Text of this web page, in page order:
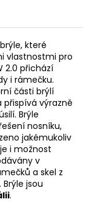
které
vlastnostmi pro
2.0 přichází
i rámečku.
části brýlí
výrazně
Brýle
nosníku,
jakémukoliv
i možnost
v
a skel z
Brýle jsou
.